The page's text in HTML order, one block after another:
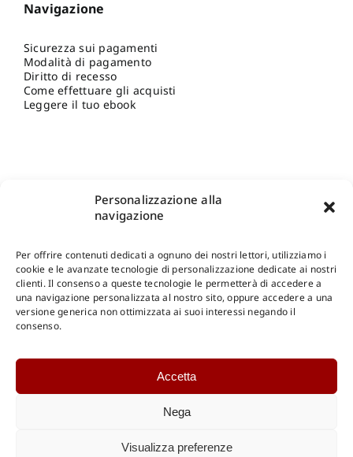
Personalizzazione alla
navigazione
Per offrire contenuti dedicati a ognuno dei nostri lettori, utilizziamo i
cookie e le avanzate tecnologie di personalizzazione dedicate ai nostri
clienti. Il consenso a queste tecnologie le permetterà di accedere a
una navigazione personalizzata al nostro sito, oppure accedere a una
versione generica non ottimizzata ai suoi interessi negando il
consenso.
Accetta
Nega
Visualizza preferenze
Navigazione
Sicurezza sui pagamenti
Modalità di pagamento
Diritto di recesso
Come effettuare gli acquisti
Leggere il tuo ebook
Shop Gangemi Editore-Pagamenti Sicuri e anche Rateali
Catalogo Online
Catalogo Internazionale
DOWNLOAD
Catalogo Internazionale